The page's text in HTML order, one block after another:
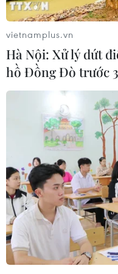
07/08/2026 00:07
Công Phượng gặp
trong ngày tái xuất V-
06/08/2026 11:49
Nhận định Việt
Campuchia: Vì sao
Sang-sik cần giành
06/08/2026 11:05
Nhận định Việt Nam
'Phù thủy Kim' sẽ
vietnamplus.vn
Hà Nội: Xử lý dứt
hồ Đồng Đò trước